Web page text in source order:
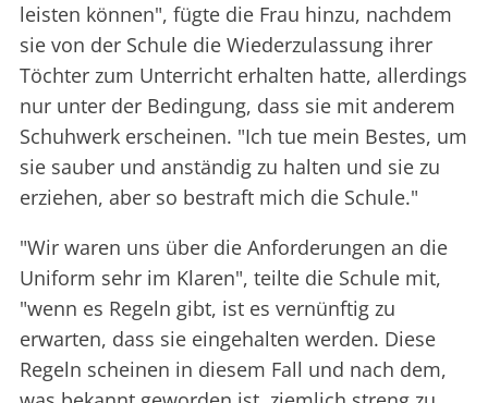
leisten können", fügte die Frau hinzu, nachdem
sie von der Schule die Wiederzulassung ihrer
Töchter zum Unterricht erhalten hatte, allerdings
nur unter der Bedingung, dass sie mit anderem
Schuhwerk erscheinen. "Ich tue mein Bestes, um
sie sauber und anständig zu halten und sie zu
erziehen, aber so bestraft mich die Schule."
"Wir waren uns über die Anforderungen an die
Uniform sehr im Klaren", teilte die Schule mit,
"wenn es Regeln gibt, ist es vernünftig zu
erwarten, dass sie eingehalten werden. Diese
Regeln scheinen in diesem Fall und nach dem,